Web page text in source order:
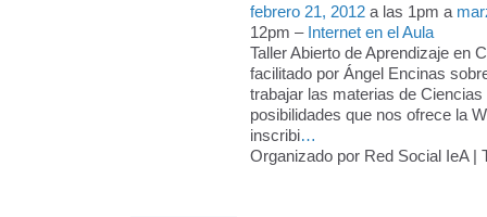
febrero 21, 2012 a las 1pm a
12pm – Internet en el Aula
Taller Abierto de Aprendizaje en
facilitado por Ángel Encinas
trabajar las materias de
posibilidades que nos ofrece la
inscribi…
Organizado por Red Social IeA |